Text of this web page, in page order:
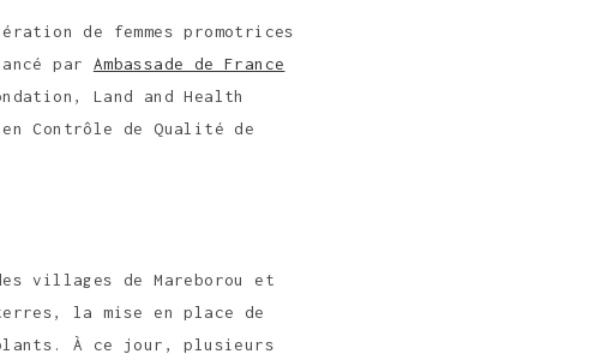
de femmes promotrices
par Ambassade de France
Land and Health
enContrôle de Qualité de
villages de Mareborou et
la mise en place de
À ce jour, plusieurs